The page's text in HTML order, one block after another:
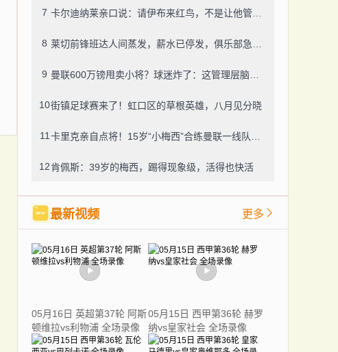
7
8
9
10街镇足球赛来了！虹口区的草根英雄，八月见分晓
11
12肯佩斯：39岁的梅西，踢得现象级，活得也快活
最新视频 更多
05月16日 英超第37轮 阿斯
顿维拉vs利物浦 全场录像
05月15日 西甲第36轮 赫罗
纳vs皇家社会 全场录像